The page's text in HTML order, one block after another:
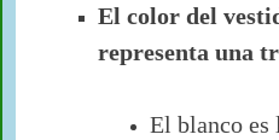
El color del
representa una
El blanco es